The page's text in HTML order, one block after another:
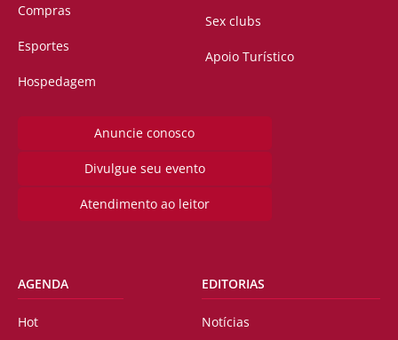
Compras
Esportes
Hospedagem
Sex clubs
Apoio Turístico
Anuncie conosco
Divulgue seu evento
Atendimento ao leitor
AGENDA
Hot
EDITORIAS
Notícias